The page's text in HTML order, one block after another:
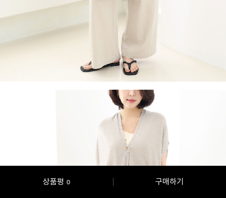
상품평 0 구매하기